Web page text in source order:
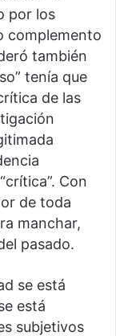
por los
complemento
también
tenía que
de las
Con
de toda
manchar,
pasado.
se está
está
subjetivos